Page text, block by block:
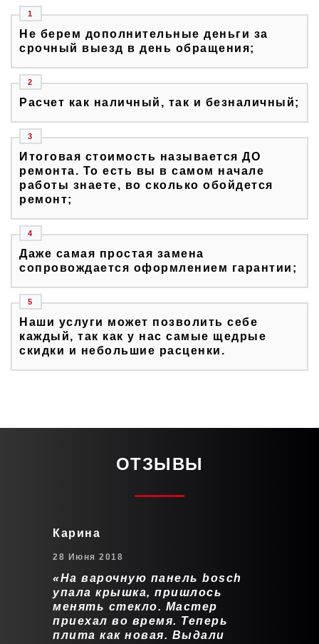
Не берем дополнительные деньги за
срочный выезд в день обращения;
Расчет как наличный, так и безналичный;
Итоговая стоимость называется ДО
ремонта. То есть вы в самом начале
работы знаете, во сколько обойдется
ремонт;
Даже самая простая замена
сопровождается оформлением гарантии;
Наши услуги может позволить себе
каждый, так как у нас самые щедрые
скидки и небольшие расценки.
ОТЗЫВЫ
Карина
28 Июня 2018
На варочную панель bosch
упала крышка, пришлось
менять стекло. Мастер
приехал во время. Теперь
плита как новая. Выдали